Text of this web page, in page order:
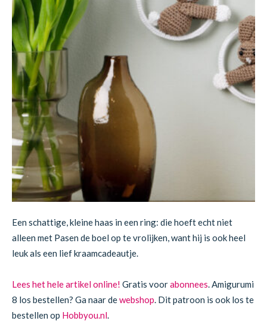
Een schattige, kleine haas in een ring: die hoeft echt niet
alleen met Pasen de boel op te vrolijken, want hij is ook heel
leuk als een lief kraamcadeautje.
Lees het hele artikel online! Gratis voorabonnees . Amigurumi
8 los bestellen? Ga naar dewebshop . Dit patroon is ook los te
bestellen op Hobbyou.nl